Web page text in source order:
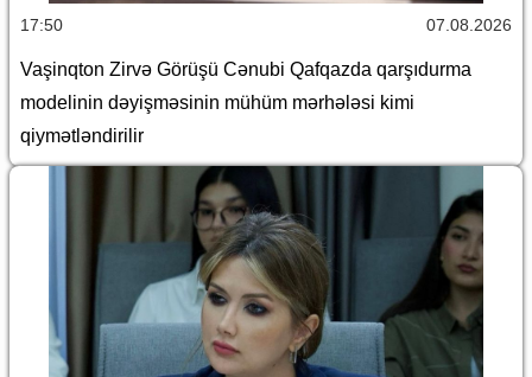
17:50 07.08.2026
Vaşinqton Zirvə Görüşü Cənubi Qafqazda qarşıdurma
modelinin dəyişməsinin mühüm mərhələsi kimi
qiymətləndirilir